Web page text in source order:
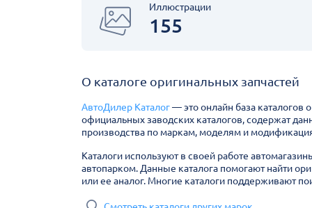
Иллюстрации
155
О каталоге оригинальных запчастей
АвтоДилер Каталог— это онлайн база каталогов
официальных заводских каталогов, содержат
производства по маркам, моделям и
Каталоги используют в своей работе
автопарком. Данные каталога помогают найти
или ее аналог. Многие каталоги поддерживают